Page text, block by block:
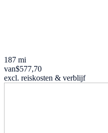
187 mi
van$577,70
excl. reiskosten & verblijf